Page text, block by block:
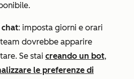
chat: imposta giorni e orari
dovrebbe apparire
Se stai creando un bot,
le preferenze di